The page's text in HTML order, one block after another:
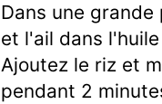
Dans une
et l'ail dans
Ajoutez le riz et
pendant 2